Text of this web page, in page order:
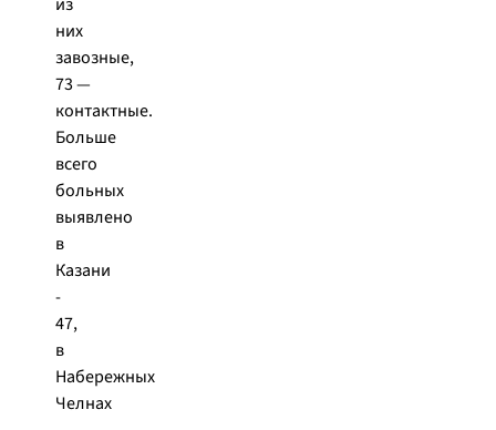
них
завозные,
73 —
контактные.
Больше
всего
больных
выявлено
в
Казани
-
47,
в
Набережных
Челнах